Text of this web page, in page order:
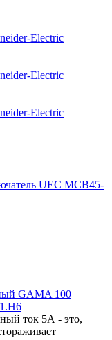
Electric
Electric
Electric
UEC MCB45-
GAMA 100
ток 5А - это,